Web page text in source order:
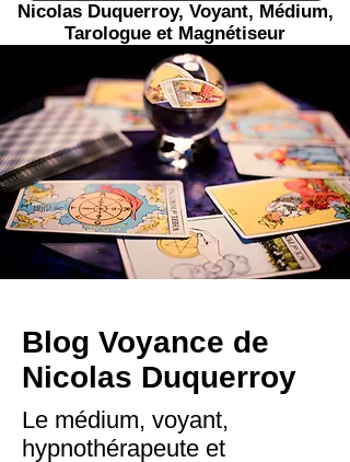
Nicolas Duquerroy, Voyant, Médium,
Tarologue et Magnétiseur
Blog Voyance de
Nicolas Duquerroy
Le médium, voyant,
hypnothérapeute et